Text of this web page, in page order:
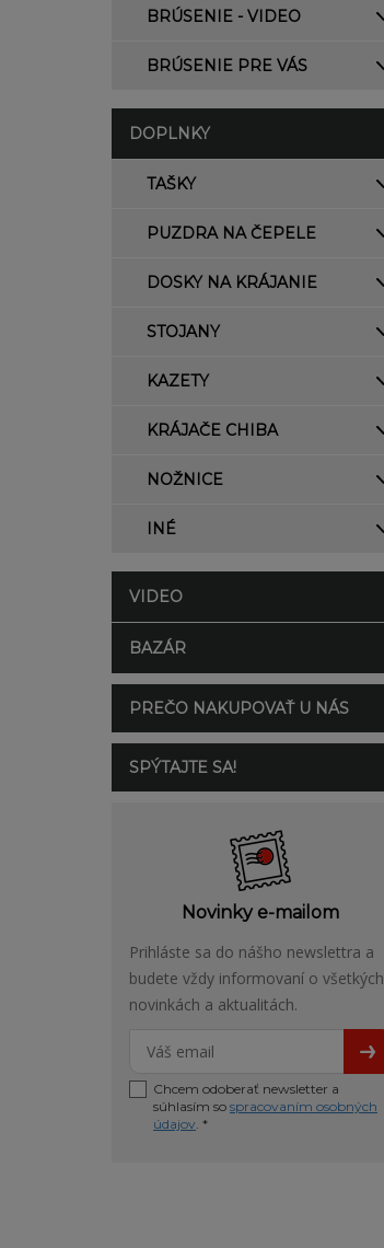
BRÚSENIE - VIDEO
BRÚSENIE PRE VÁS
DOPLNKY
TAŠKY
PUZDRA NA ČEPELE
DOSKY NA KRÁJANIE
STOJANY
KAZETY
KRÁJAČE CHIBA
NOŽNICE
INÉ
VIDEO
BAZÁR
PREČO NAKUPOVAŤ U NÁS
SPÝTAJTE SA!
Novinky e-mailom
Prihláste sa do nášho newslettra a
budete vždy informovaní o všetkých
novinkách a aktualitách.
Chcem odoberať newsletter a
súhlasím so spracovaním osobných
údajov. *